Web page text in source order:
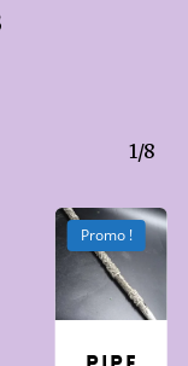
1/8
Promo !